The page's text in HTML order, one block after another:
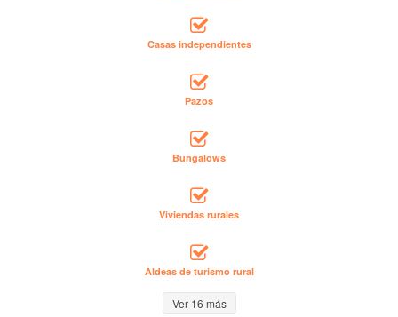
Casas independientes
Pazos
Bungalows
Viviendas rurales
Aldeas de turismo rural
Ver 16 más